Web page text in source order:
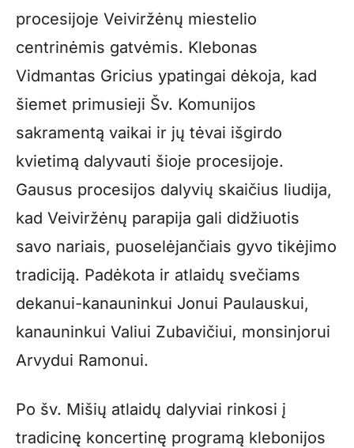
procesijoje Veiviržėnų miestelio
centrinėmis gatvėmis. Klebonas
Vidmantas Gricius ypatingai dėkoja, kad
šiemet primusieji Šv. Komunijos
sakramentą vaikai ir jų tėvai išgirdo
kvietimą dalyvauti šioje procesijoje.
Gausus procesijos dalyvių skaičius liudija,
kad Veiviržėnų parapija gali didžiuotis
savo nariais, puoselėjančiais gyvo tikėjimo
tradiciją. Padėkota ir atlaidų svečiams
dekanui-kanauninkui Jonui Paulauskui,
kanauninkui Valiui Zubavičiui, monsinjorui
Arvydui Ramonui.
Po šv. Mišių atlaidų dalyviai rinkosi į
tradicinę koncertinę programą klebonijos